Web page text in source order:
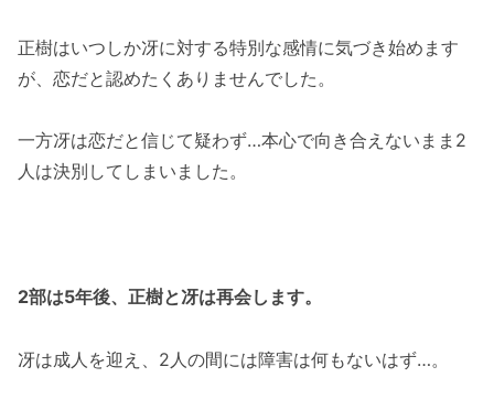
正樹はいつしか冴に対する特別な感情に気づき始めます
が、恋だと認めたくありませんでした。
一方冴は恋だと信じて疑わず…本心で向き合えないまま2
人は決別してしまいました。
2部は5年後、正樹と冴は再会します。
冴は成人を迎え、2人の間には障害は何もないはず…。